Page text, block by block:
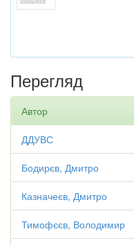
Перегляд
Автор
ДДУВС
Бодирєв, Дмитро
Казначеєв, Дмитро
Тимофєєв, Володимир